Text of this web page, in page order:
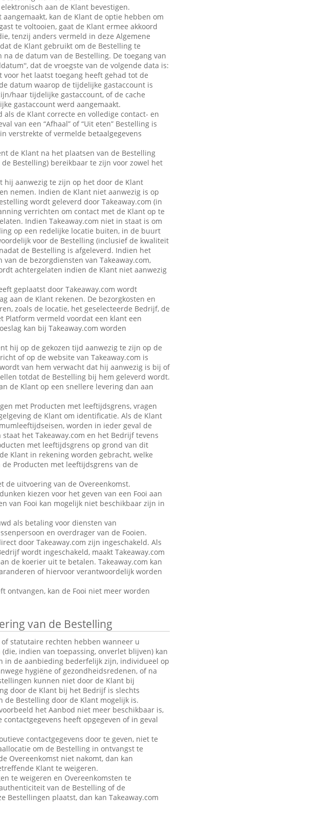
aan de Klant bevestigen.
kan de Klant de optie hebben om
te voltooien, gaat de Klant ermee akkoord
tenzij anders vermeld in deze Algemene
de Klant gebruikt om de Bestelling te
de datum van de Bestelling. De toegang van
dat de vroegste van de volgende data is:
het laatst toegang heeft gehad tot de
datum waarop de tijdelijke gastaccount is
haar tijdelijke gastaccount, of de cache
gastaccount werd aangemaakt.
de Klant correcte en volledige contact- en
van een “Afhaal” of “Uit eten” Bestelling is
verstrekte of vermelde betaalgegevens
de Klant na het plaatsen van de Bestelling
Bestelling) bereikbaar te zijn voor zowel het
hij aanwezig te zijn op het door de Klant
nemen. Indien de Klant niet aanwezig is op
wordt geleverd door Takeaway.com (in
verrichten om contact met de Klant op te
Indien Takeaway.com niet in staat is om
op een redelijke locatie buiten, in de buurt
voor de Bestelling (inclusief de kwaliteit
de Bestelling is afgeleverd. Indien het
de bezorgdiensten van Takeaway.com,
achtergelaten indien de Klant niet aanwezig
geplaatst door Takeaway.com wordt
aan de Klant rekenen. De bezorgkosten en
zoals de locatie, het geselecteerde Bedrijf, de
Platform vermeld voordat een klant een
kan bij Takeaway.com worden
hij op de gekozen tijd aanwezig te zijn op de
of op de website van Takeaway.com is
van hem verwacht dat hij aanwezig is bij of
totdat de Bestelling bij hem geleverd wordt.
de Klant op een snellere levering dan aan
met Producten met leeftijdsgrens, vragen
de Klant om identificatie. Als de Klant
worden in ieder geval de
het Takeaway.com en het Bedrijf tevens
met leeftijdsgrens op grond van dit
Klant in rekening worden gebracht, welke
Producten met leeftijdsgrens van de
de uitvoering van de Overeenkomst.
kiezen voor het geven van een Fooi aan
van Fooi kan mogelijk niet beschikbaar zijn in
als betaling voor diensten van
en overdrager van de Fooien.
door Takeaway.com zijn ingeschakeld. Als
wordt ingeschakeld, maakt Takeaway.com
de koerier uit te betalen. Takeaway.com kan
of hiervoor verantwoordelijk worden
ontvangen, kan de Fooi niet meer worden
van de Bestelling
statutaire rechten hebben wanneer u
indien van toepassing, onverlet blijven) kan
in de aanbieding bederfelijk zijn, individueel op
hygiëne of gezondheidsredenen, of na
kunnen niet door de Klant bij
door de Klant bij het Bedrijf is slechts
Bestelling door de Klant mogelijk is.
het Aanbod niet meer beschikbaar is,
heeft opgegeven of in geval
contactgegevens door te geven, niet te
om de Bestelling in ontvangst te
Overeenkomst niet nakomt, dan kan
Klant te weigeren.
te weigeren en Overeenkomsten te
van de Bestelling of de
Bestellingen plaatst, dan kan Takeaway.com